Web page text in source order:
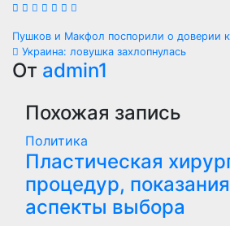
Навигация
по
записям
Пушков и Макфол поспорили о доверии
Украина: ловушка захлопнулась
От admin1
Похожая запись
Политика
Пластическая
процедур,
аспекты выбора